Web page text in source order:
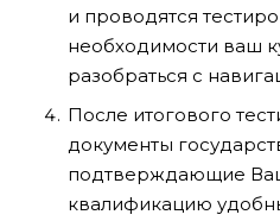
и проводятся
необходимости ваш
разобраться с
После итогового
документы
подтверждающие
квалификацию